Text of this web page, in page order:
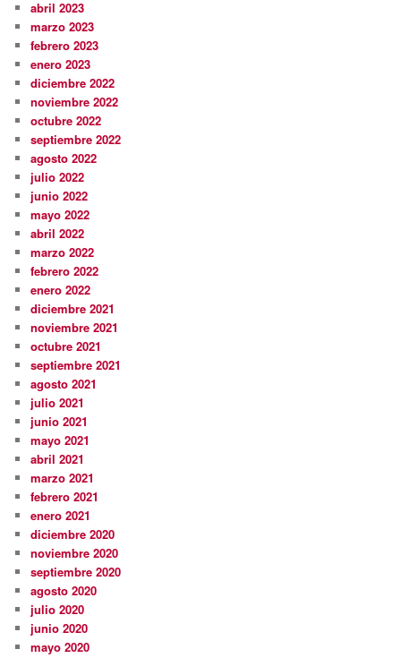
abril 2023
marzo 2023
febrero 2023
enero 2023
diciembre 2022
noviembre 2022
octubre 2022
septiembre 2022
agosto 2022
julio 2022
junio 2022
mayo 2022
abril 2022
marzo 2022
febrero 2022
enero 2022
diciembre 2021
noviembre 2021
octubre 2021
septiembre 2021
agosto 2021
julio 2021
junio 2021
mayo 2021
abril 2021
marzo 2021
febrero 2021
enero 2021
diciembre 2020
noviembre 2020
septiembre 2020
agosto 2020
julio 2020
junio 2020
mayo 2020